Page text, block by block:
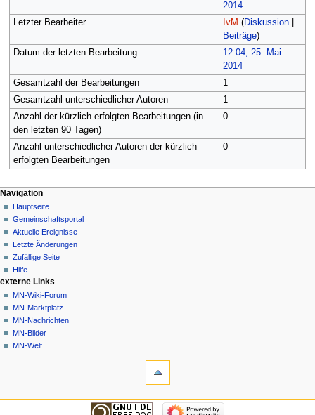
2014
Letzter Bearbeiter
IvM (Diskussion|
Beiträge)
Datum der letzten Bearbeitung
12:04, 25. Mai
2014
Gesamtzahl der Bearbeitungen
1
Gesamtzahl unterschiedlicher Autoren
1
Anzahl der kürzlich erfolgten Bearbeitungen (in
den letzten 90 Tagen)
0
Anzahl unterschiedlicher Autoren der kürzlich
erfolgten Bearbeitungen
0
Navigationsmenü
Seitenaktionen
Seite
Diskussion
Lesen
Quelltext
anzeigen
Versionsgeschichte
Meine Werkzeuge
Nicht
angemeldet
Diskussionsseite
Beiträge
Anmelden
Navigation
Hauptseite
Gemeinschafts­portal
Aktuelle Ereignisse
Letzte Änderungen
Zufällige Seite
Hilfe
externe Links
MN-Wiki-Forum
MN-Marktplatz
MN-Nachrichten
MN-Bilder
MN-Welt
Navigation